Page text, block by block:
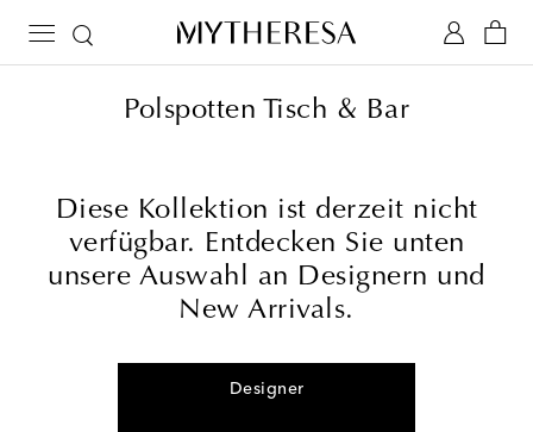
Polspotten Tisch & Bar
Diese Kollektion ist derzeit nicht
verfügbar. Entdecken Sie unten
unsere Auswahl an Designern und
New Arrivals.
Designer